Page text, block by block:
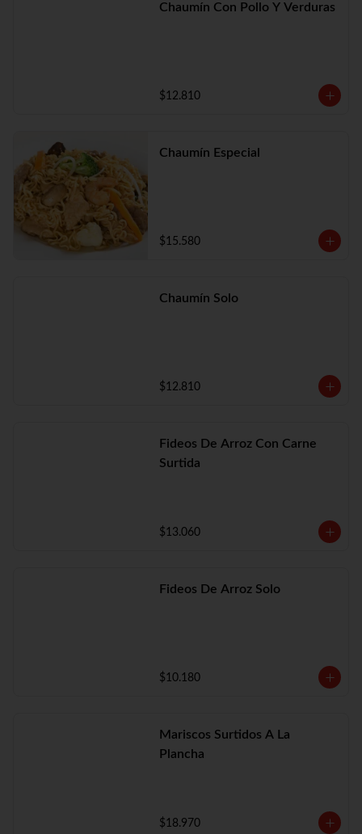
Chaumín Con Pollo Y Verduras
$12.810
Chaumín Especial
$15.580
Chaumín Solo
$12.810
Fideos De Arroz Con Carne
Surtida
$13.060
Fideos De Arroz Solo
$10.180
Mariscos Surtidos A La
Plancha
$18.970